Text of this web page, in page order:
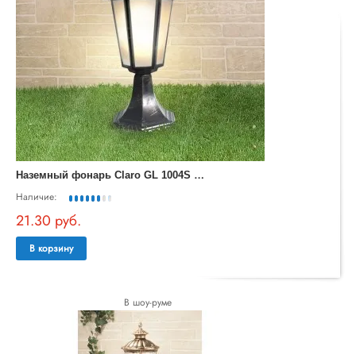
Н
аземный фонарь Claro GL 1004S черное золото
Наличие:
21.30 руб.
В корзину
В шоу-руме